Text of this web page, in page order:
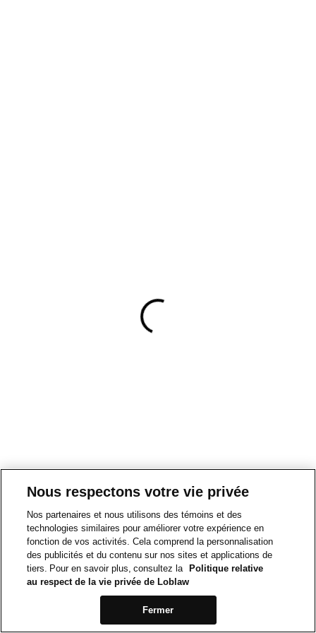
Nous respectons votre vie privée
Nos partenaires et nous utilisons des témoins et des
technologies similaires pour améliorer votre expérience en
fonction de vos activités. Cela comprend la personnalisation
des publicités et du contenu sur nos sites et applications de
tiers. Pour en savoir plus, consultez la
Politique relative
au respect de la vie privée de Loblaw
Fermer